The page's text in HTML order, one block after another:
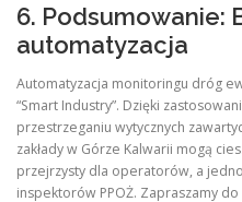
6. Podsumowanie:
automatyzacja
Automatyzacja monitoringu dróg
“Smart Industry”. Dzięki
przestrzeganiu wytycznych
zakłady w Górze Kalwarii mogą
przejrzysty dla operatorów, a
inspektorów PPOŻ. Zapraszamy